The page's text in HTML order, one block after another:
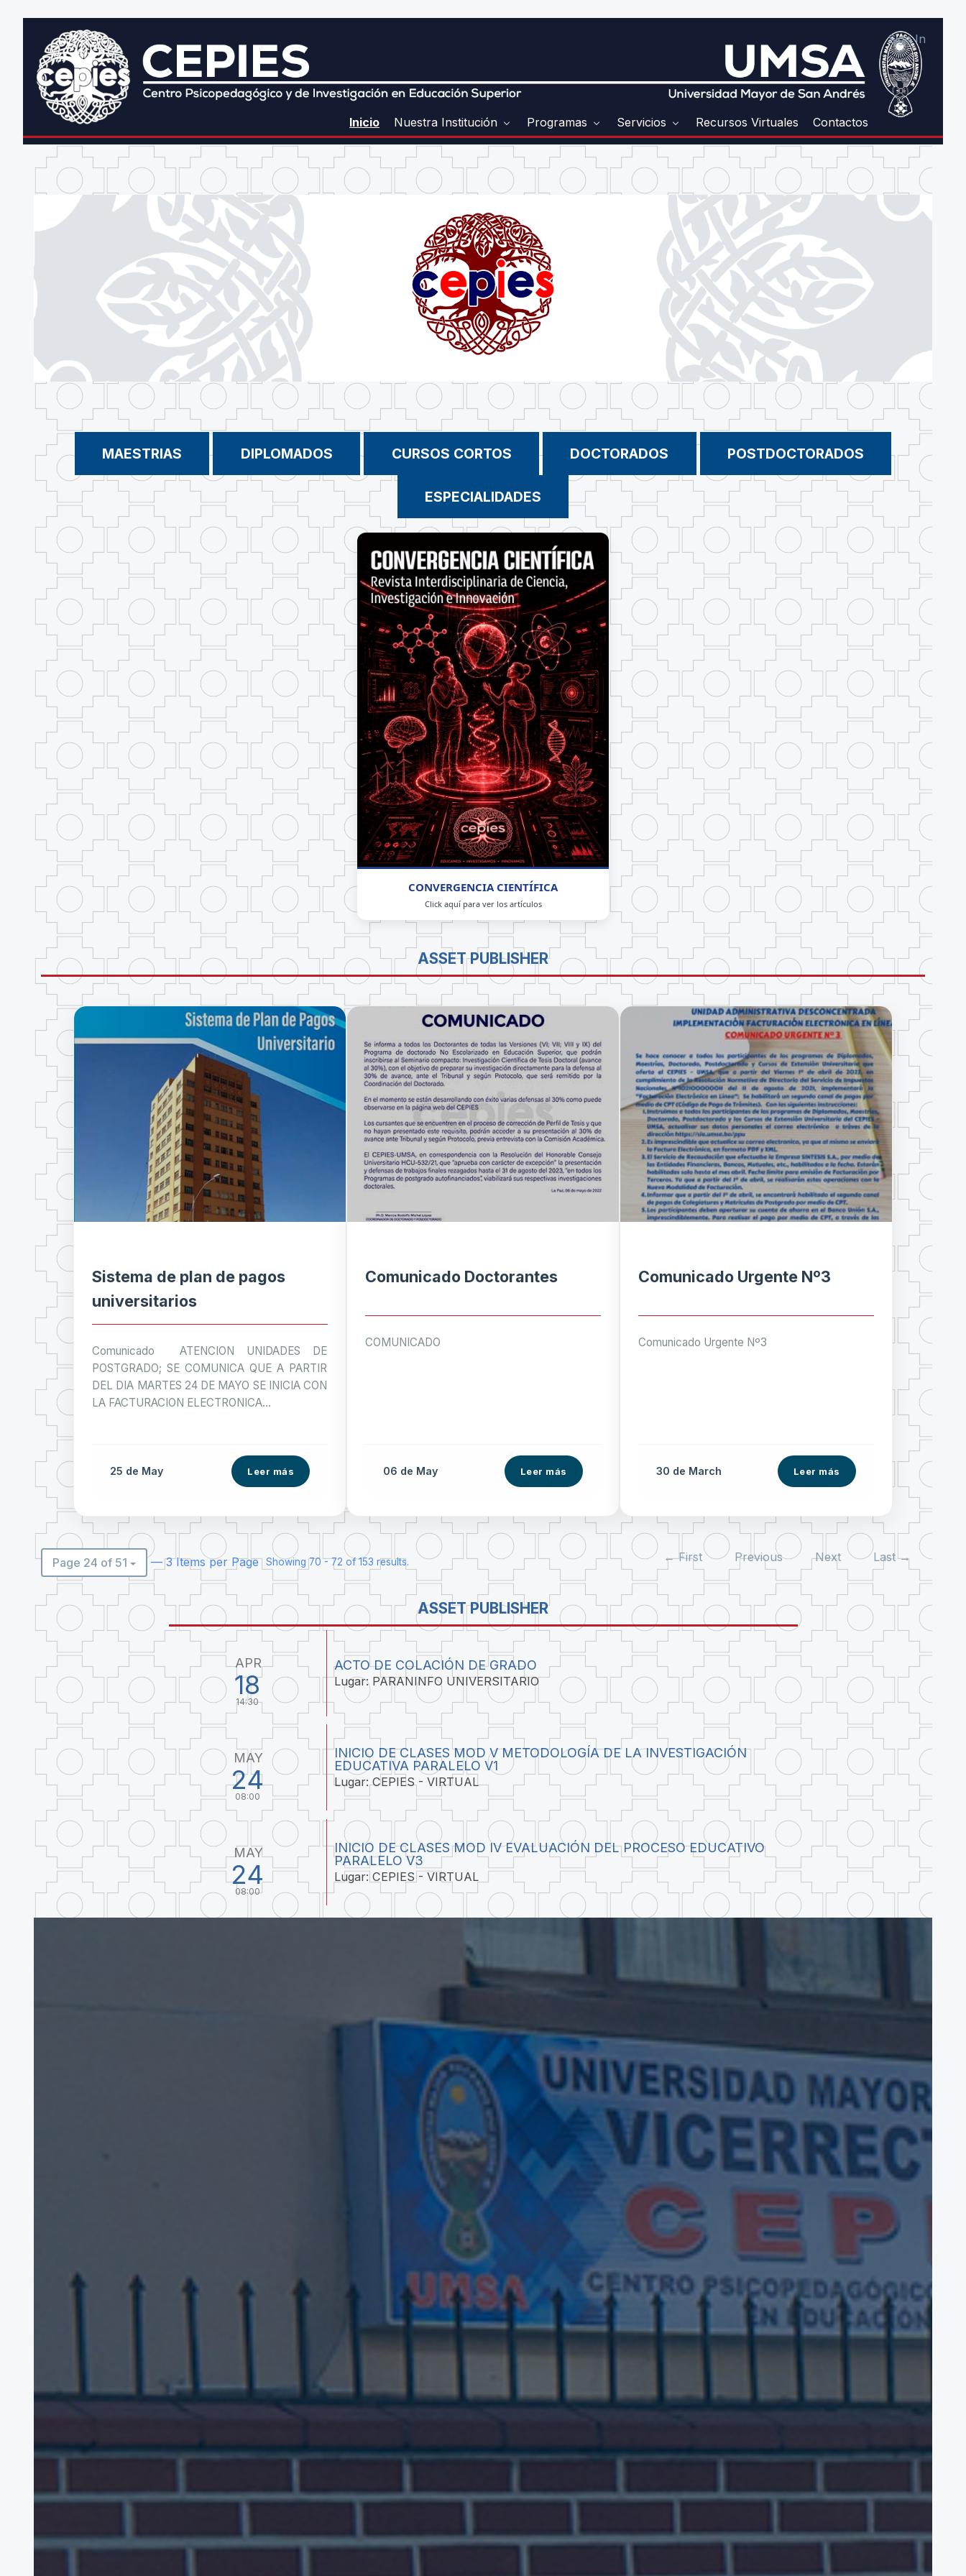
Sign In
Inicio Nuestra Institución Programas Servicios Recursos Virtuales Contactos
MAESTRIAS DIPLOMADOS CURSOS CORTOS DOCTORADOS POSTDOCTORADOS
ESPECIALIDADES
CONVERGENCIA CIENTÍFICA
Click aquí para ver los artículos
ASSET PUBLISHER
Sistema de plan de pagos
universitarios
Comunicado ATENCION UNIDADES DE
POSTGRADO; SE COMUNICA QUE A PARTIR
DEL DIA MARTES 24 DE MAYO SE INICIA CON
LA FACTURACION ELECTRONICA...
25 de May Leer más
Comunicado Doctorantes
COMUNICADO
06 de May Leer más
Comunicado Urgente Nº3
Comunicado Urgente Nº3
30 de March Leer más
Page 24 of 51 — 3 Items per Page Showing 70 - 72 of 153 results. ← First Previous Next Last →
ASSET PUBLISHER
APR
18
14:30
ACTO DE COLACIÓN DE GRADO
Lugar: PARANINFO UNIVERSITARIO
MAY
24
08:00
INICIO DE CLASES MOD V METODOLOGÍA DE LA INVESTIGACIÓN
EDUCATIVA PARALELO V1
Lugar: CEPIES - VIRTUAL
MAY
24
08:00
INICIO DE CLASES MOD IV EVALUACIÓN DEL PROCESO EDUCATIVO
PARALELO V3
Lugar: CEPIES - VIRTUAL